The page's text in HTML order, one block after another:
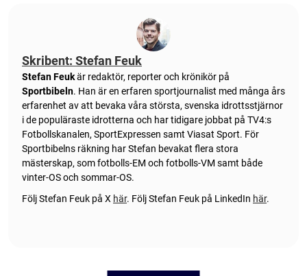
Skribent: Stefan Feuk
Stefan Feukär redaktör, reporter och krönikör på
Sportbibeln. Han är en erfaren sportjournalist med många års
erfarenhet av att bevaka våra största, svenska idrottsstjärnor
i de populäraste idrotterna och har tidigare jobbat på TV4:s
Fotbollskanalen, SportExpressen samt Viasat Sport. För
Sportbibelns räkning har Stefan bevakat flera stora
mästerskap, som fotbolls-EM och fotbolls-VM samt både
vinter-OS och sommar-OS.
Följ Stefan Feuk på X här. Följ Stefan Feuk på LinkedIn här.